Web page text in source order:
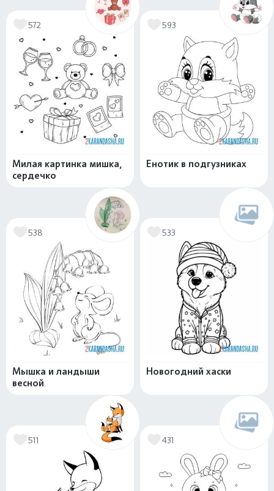
572
Милая картинка мишка,
сердечко
593
Енотик в подгузниках
538
Мышка и ландыши
весной
533
Новогодний хаски
511 431